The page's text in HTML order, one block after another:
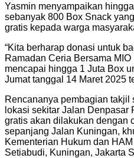
Yasmin menyampaikan
sebanyak 800 Box Snack
gratis kepada warga
“Kita berharap donasi untuk
Ramadan Ceria Bersama
mencapai hingga 1 Juta Box
Jumat tanggal 14 Maret 2025
Rencananya pembagian
lokasi sekitar Jalan Denpasar
gratis akan dilakukan dengan
sepanjang Jalan Kuningan,
Kementerian Hukum dan
Setiabudi, Kuningan, Jakarta